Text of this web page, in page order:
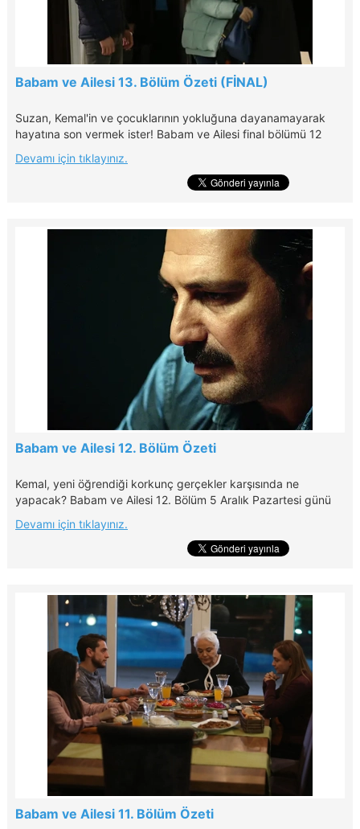
Babam ve Ailesi 13. Bölüm Özeti (FİNAL)
Suzan, Kemal'in ve çocuklarının yokluğuna dayanamayarak
hayatına son vermek ister! Babam ve Ailesi final bölümü 12
Devamı için tıklayınız.
Babam ve Ailesi 12. Bölüm Özeti
Kemal, yeni öğrendiği korkunç gerçekler karşısında ne
yapacak? Babam ve Ailesi 12. Bölüm 5 Aralık Pazartesi günü
Devamı için tıklayınız.
Babam ve Ailesi 11. Bölüm Özeti